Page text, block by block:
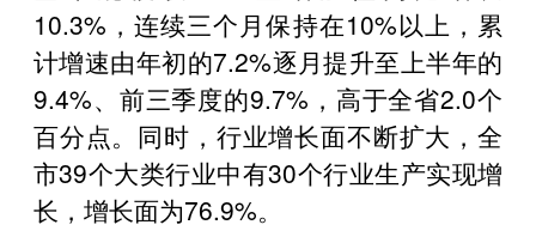
10.3%，连续三个月保持在10%以上，累
计增速由年初的7.2%逐月提升至上半年的
9.4%、前三季度的9.7%，高于全省2.0个
百分点。同时，行业增长面不断扩大，全
市39个大类行业中有30个行业生产实现增
长，增长面为76.9%。